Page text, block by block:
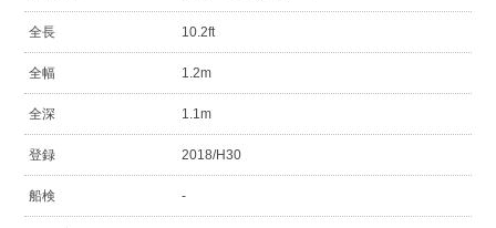
全長 10.2ft
全幅 1.2m
全深 1.1m
登録 2018/H30
船検 -